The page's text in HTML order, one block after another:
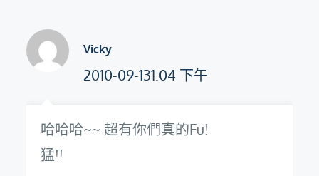
Vicky
2010-09-131:04 下午
哈哈哈~~ 超有你們真的Fu!
猛!!